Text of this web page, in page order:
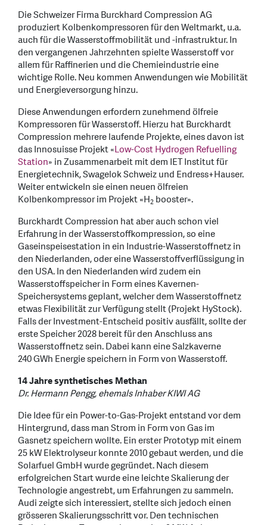
Die Schweizer Firma Burckhard Compression AG
produziert Kolbenkompressoren für den Weltmarkt, u.a.
auch für die Wasserstoffmobilität und -infrastruktur. In
den vergangenen Jahrzehnten spielte Wasserstoff vor
allem für Raffinerien und die Chemieindustrie eine
wichtige Rolle. Neu kommen Anwendungen wie Mobilität
und Energieversorgung hinzu.
Diese Anwendungen erfordern zunehmend ölfreie
Kompressoren für Wasserstoff. Hierzu hat Burckhardt
Compression mehrere laufende Projekte, eines davon ist
das Innosuisse Projekt «Low-Cost Hydrogen Refuelling
Station» in Zusammenarbeit mit dem IET Institut für
Energietechnik, Swagelok Schweiz und Endress+Hauser.
Weiter entwickeln sie einen neuen ölfreien
Kolbenkompressor im Projekt «H2 booster».
Burckhardt Compression hat aber auch schon viel
Erfahrung in der Wasserstoffkompression, so eine
Gaseinspeisestation in ein Industrie-Wasserstoffnetz in
den Niederlanden, oder eine Wasserstoffverflüssigung in
den USA. In den Niederlanden wird zudem ein
Wasserstoffspeicher in Form eines Kavernen-
Speichersystems geplant, welcher dem Wasserstoffnetz
etwas Flexibilität zur Verfügung stellt (Projekt HyStock).
Falls der Investment-Entscheid positiv ausfällt, sollte der
erste Speicher 2028 bereit für den Anschluss ans
Wasserstoffnetz sein. Dabei kann eine Salzkaverne
240 GWh Energie speichern in Form von Wasserstoff.
14 Jahre synthetisches Methan
Dr. Hermann Pengg, ehemals Inhaber KIWI AG
Die Idee für ein Power-to-Gas-Projekt entstand vor dem
Hintergrund, dass man Strom in Form von Gas im
Gasnetz speichern wollte. Ein erster Prototyp mit einem
25 kW Elektrolyseur konnte 2010 gebaut werden, und die
Solarfuel GmbH wurde gegründet. Nach diesem
erfolgreichen Start wurde eine leichte Skalierung der
Technologie angestrebt, um Erfahrungen zu sammeln.
Audi zeigte sich interessiert, stellte sich jedoch einen
grösseren Skalierungsschritt vor. Den technischen